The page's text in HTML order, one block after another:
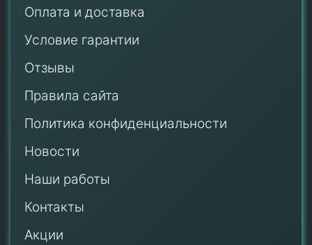
Оплата и доставка
Условие гарантии
Отзывы
Правила сайта
Политика конфиденциальности
Новости
Наши работы
Контакты
Акции